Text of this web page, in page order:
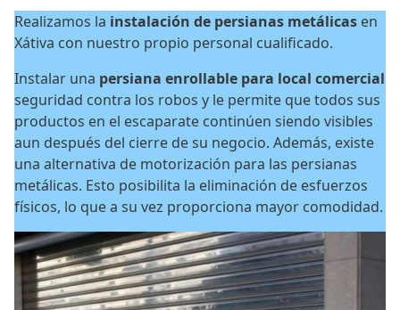
Realizamos la instalación de persianas metálicas en
Xátiva con nuestro propio personal cualificado.
Instalar una persiana enrollable para local comercial
seguridad contra los robos y le permite que todos sus
productos en el escaparate continúen siendo visibles
aun después del cierre de su negocio. Además, existe
una alternativa de motorización para las persianas
metálicas. Esto posibilita la eliminación de esfuerzos
físicos, lo que a su vez proporciona mayor comodidad.